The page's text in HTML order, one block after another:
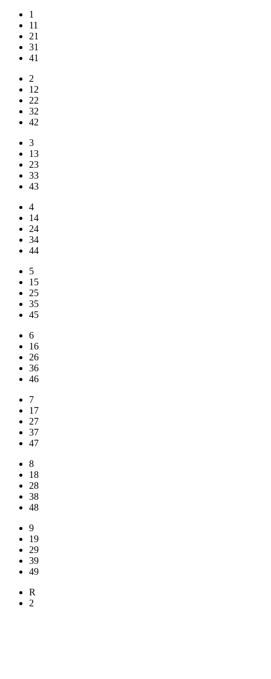
1
11
21
31
41
2
12
22
32
42
3
13
23
33
43
4
14
24
34
44
5
15
25
35
45
6
16
26
36
46
7
17
27
37
47
8
18
28
38
48
9
19
29
39
49
R
2